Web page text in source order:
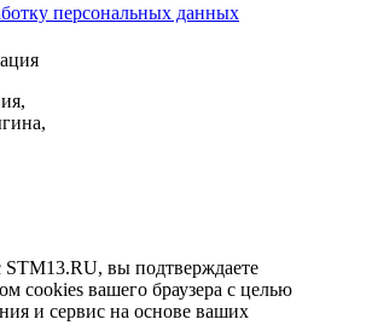
персональных данных
STM13.RU, вы подтверждаете
cookies вашего браузера с целью
и сервис на основе ваших